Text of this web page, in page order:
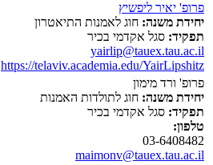
פרופ' יאיר ליפשיץ
יחידת משנה: חוג לאמנות התיאטרון
תפקיד: סגל אקדמי בכיר
yairlip@tauex.tau.ac.il
https://telaviv.academia.edu/YairLipshitz
פרופ' ורד מימון
יחידת משנה: חוג לתולדות האמנות
תפקיד: סגל אקדמי בכיר
טלפון:
03-6408482
maimonv@tauex.tau.ac.il